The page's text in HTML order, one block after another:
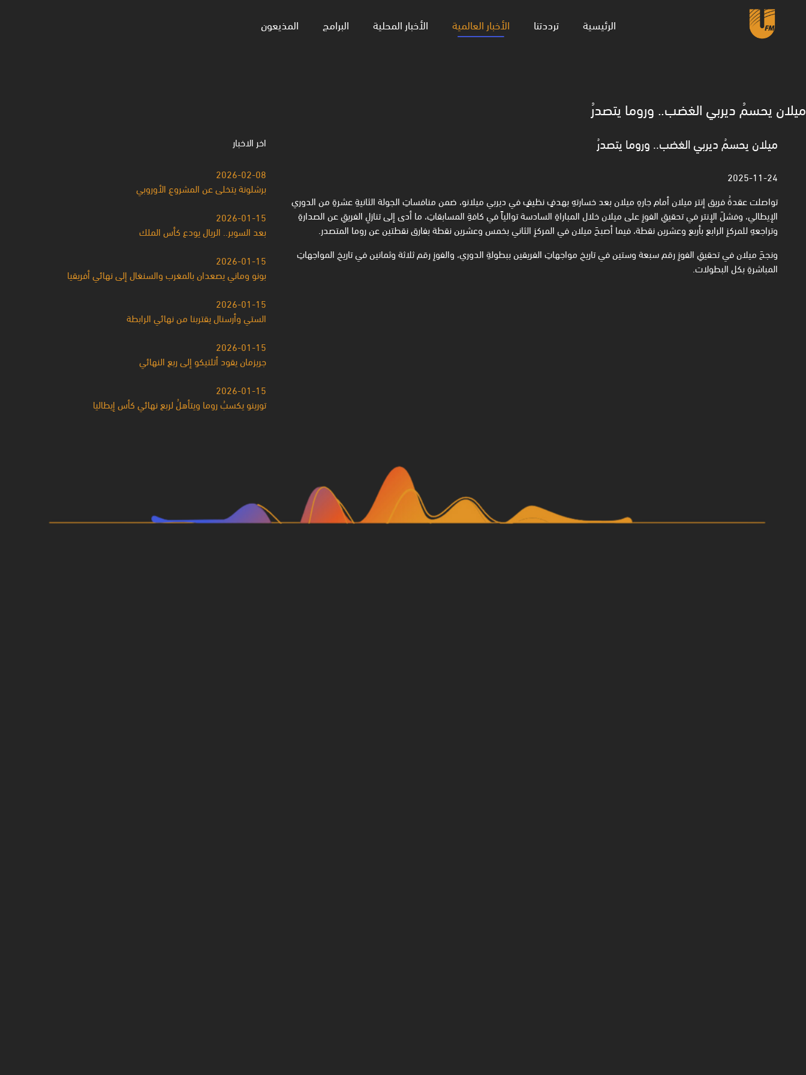
الرئيسية
(current) ترددتنا الأخبار العالمية الأخبار المحلية البرامج المذيعون
ميلان يحسمُ ديربي الغضب.. وروما يتصدرُ
ميلان يحسمُ ديربي الغضب.. وروما يتصدرُ
2025-11-24
تواصلت عقدةُ فريق إنتر ميلان أمام جارهِ ميلان بعد خسارتهِ بهدفٍ نظيفٍ في ديربي ميلانو، ضمن منافساتِ الجولة ‏الثانيةِ عشرةِ من الدوري
الإيطالي، وفشلَ الإنتر في تحقيقِ الفوزِ على ميلان خلال المباراةِ السادسة توالياً في كافةِ المسابقاتِ، ما أدى إلى تنازلِ الفريقِ ‏عن الصدارةِ
وتراجعهِ للمركزِ الرابع بأربع وعشرين نقطة، فيما أصبحَ ميلان في المركزِ الثاني بخمس وعشرين نقطة ‏بفارق نقطتين عن روما المتصدر. ‏
ونجحَ ميلان في تحقيقِ الفوزِ رقم سبعة وستين في تاريخِ مواجهاتِ الفريقين ببطولةِ الدوري، والفوزِ رقم ثلاثة ‏وثمانين في تاريخِ المواجهاتِ
المباشرةِ بكل البطولات.‏
اخر الاخبار
2026-02-08
برشلونة يتخلى عن المشروعِ الأوروبي
2026-01-15
بعد السوبر.. الريال يودع كأس الملك
2026-01-15
بونو وماني يصعدان بالمغرب والسنغال إلى نهائي أفريقيا
2026-01-15
الستي وأرسنال يقتربنا من نهائي الرابطة
2026-01-15
جريزمان يقود أتلتيكو إلى ربع النهائي
2026-01-15
تورينو يكسبُ روما ويتأهلُ لربع نهائي كأس إيطاليا